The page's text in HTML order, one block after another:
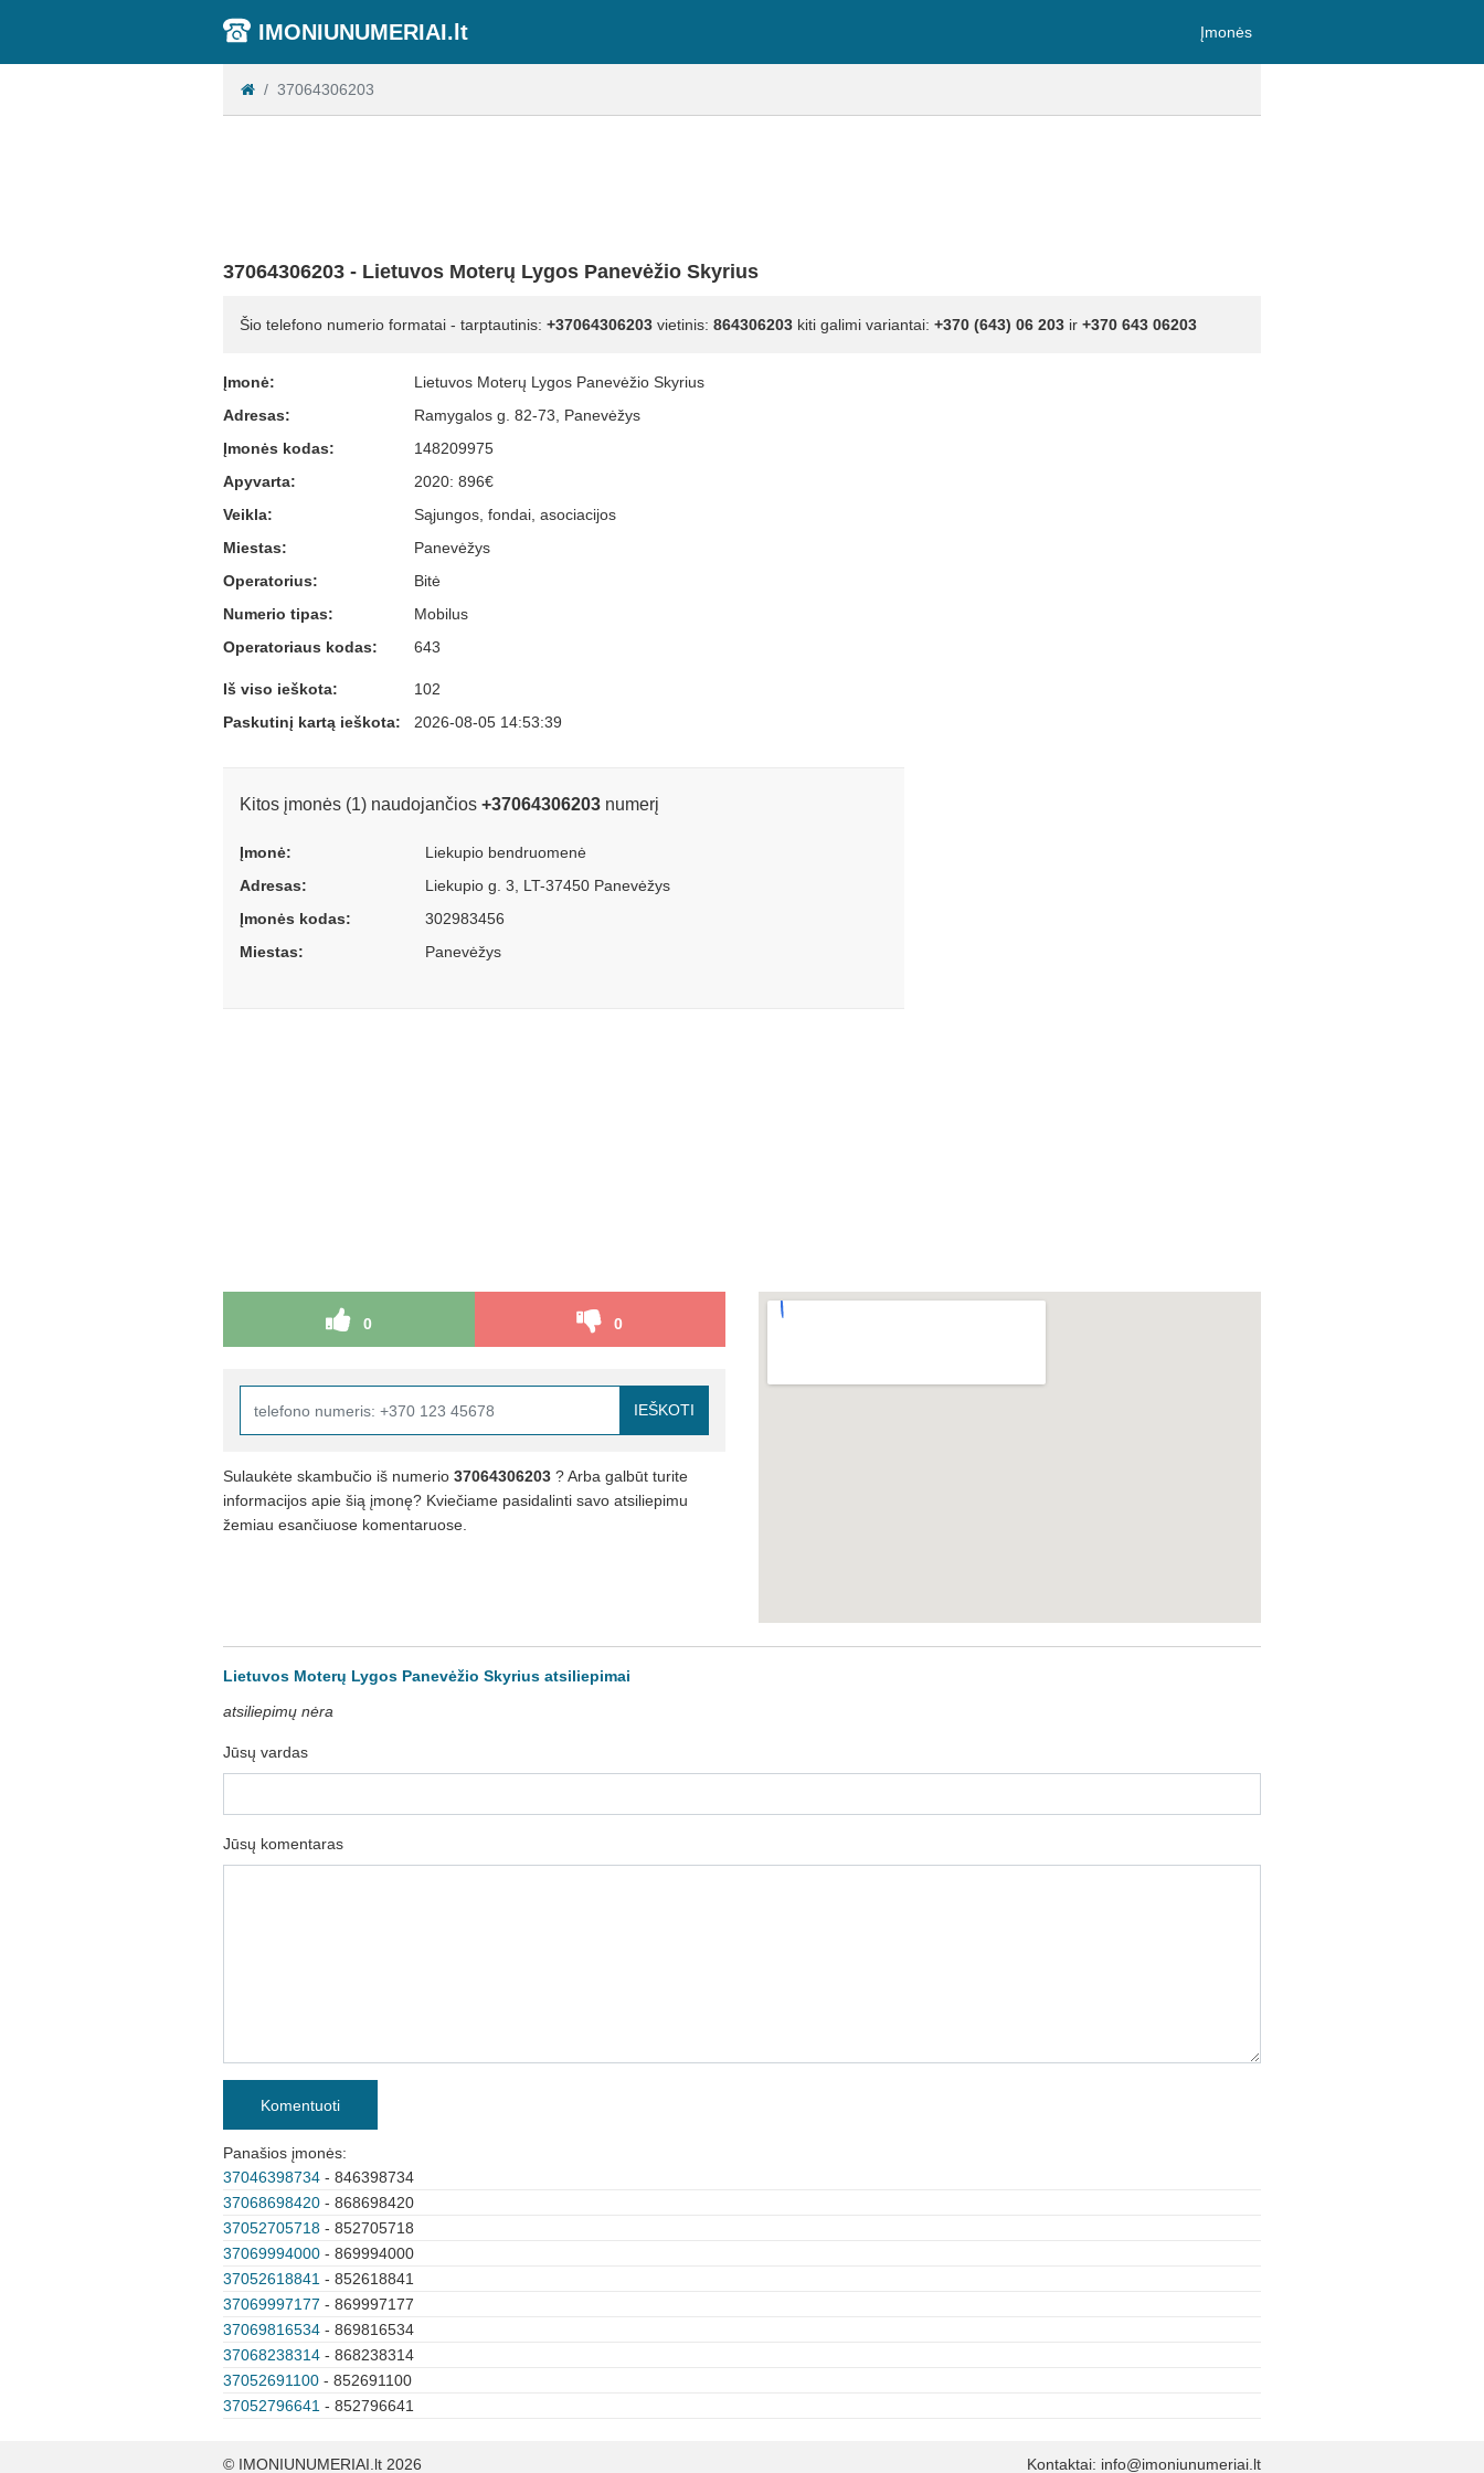
IMONIUNUMERIAI.lt Įmonės
37064306203
37064306203 - Lietuvos Moterų Lygos Panevėžio Skyrius
Šio telefono numerio formatai - tarptautinis: +37064306203 vietinis: 864306203 kiti galimi variantai: +370 (643) 06 203 ir +370 643 06203
Įmonė:
Lietuvos Moterų Lygos Panevėžio Skyrius
Adresas:
Ramygalos g. 82-73, Panevėžys
Įmonės kodas:
148209975
Apyvarta:
2020: 896€
Veikla:
Sąjungos, fondai, asociacijos
Miestas:
Panevėžys
Operatorius:
Bitė
Numerio tipas:
Mobilus
Operatoriaus kodas:
643
Iš viso ieškota:
102
Paskutinį kartą ieškota:
2026-08-05 14:53:39
Kitos įmonės (1) naudojančios +37064306203 numerį
Įmonė:
Liekupio bendruomenė
Adresas:
Liekupio g. 3, LT-37450 Panevėžys
Įmonės kodas:
302983456
Miestas:
Panevėžys
0 0
IEŠKOTI
Sulaukėte skambučio iš numerio 37064306203 ? Arba galbūt turite
informacijos apie šią įmonę? Kviečiame pasidalinti savo atsiliepimu
žemiau esančiuose komentaruose.
Lietuvos Moterų Lygos Panevėžio Skyrius atsiliepimai
atsiliepimų nėra
Jūsų vardas
Jūsų komentaras
Komentuoti
Panašios įmonės:
37046398734 - 846398734
37068698420 - 868698420
37052705718 - 852705718
37069994000 - 869994000
37052618841 - 852618841
37069997177 - 869997177
37069816534 - 869816534
37068238314 - 868238314
37052691100 - 852691100
37052796641 - 852796641
© IMONIUNUMERIAI.lt 2026 Kontaktai: info@imoniunumeriai.lt